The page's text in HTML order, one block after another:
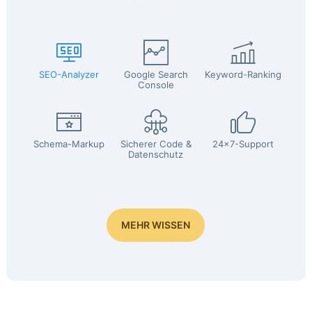
SEO-Analyzer
Google Search
Console
Keyword-Ranking
Schema-Markup
Sicherer Code &
Datenschutz
24x7-Support
MEHR WISSEN